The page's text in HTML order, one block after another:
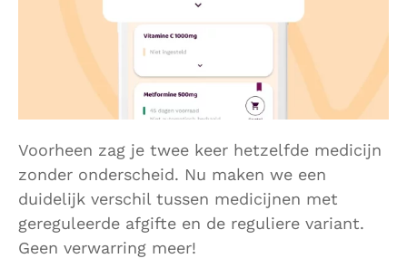
Voorheen zag je twee keer hetzelfde medicijn
zonder onderscheid. Nu maken we een
duidelijk verschil tussen medicijnen met
gereguleerde afgifte en de reguliere variant.
Geen verwarring meer!